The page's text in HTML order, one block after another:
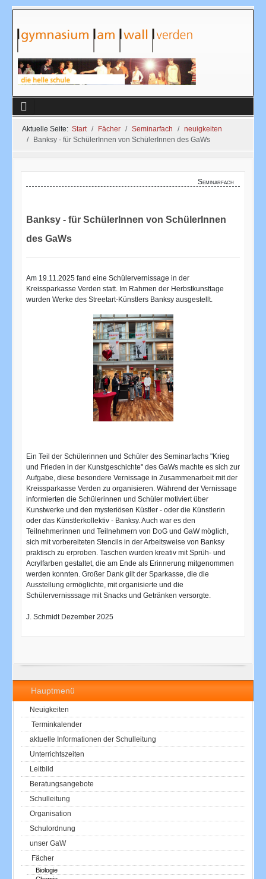
Aktuelle Seite: Start Fächer Seminarfach
neuigkeiten
Banksy - für SchülerInnen von SchülerInnen des GaWs
Hauptmenü
Neuigkeiten
Terminkalender
aktuelle Informationen der Schulleitung
Unterrichtszeiten
Leitbild
Beratungsangebote
Schulleitung
Organisation
Schulordnung
unser GaW
Fächer
Biologie
Seminarfach
Banksy - für SchülerInnen von SchülerInnen
des GaWs
Am 19.11.2025 fand eine Schülervernissage in der
Kreissparkasse Verden statt. Im Rahmen der Herbstkunsttage
wurden Werke des Streetart-Künstlers Banksy ausgestellt.
Ein Teil der Schülerinnen und Schüler des Seminarfachs "Krieg
und Frieden in der Kunstgeschichte" des GaWs machte es sich zur
Aufgabe, diese besondere Vernissage in Zusammenarbeit mit der
Kreissparkasse Verden zu organisieren. Während der Vernissage
informierten die Schülerinnen und Schüler motiviert über
Kunstwerke und den mysteriösen Küstler - oder die Künstlerin
oder das Künstlerkollektiv - Banksy. Auch war es den
Teilnehmerinnen und Teilnehmern von DoG und GaW möglich,
sich mit vorbereiteten Stencils in der Arbeitsweise von Banksy
praktisch zu erproben. Taschen wurden kreativ mit Sprüh- und
Acrylfarben gestaltet, die am Ende als Erinnerung mitgenommen
werden konnten. Großer Dank gilt der Sparkasse, die die
Ausstellung ermöglichte, mit organisierte und die
Schülervernisssage mit Snacks und Getränken versorgte.
J. Schmidt Dezember 2025